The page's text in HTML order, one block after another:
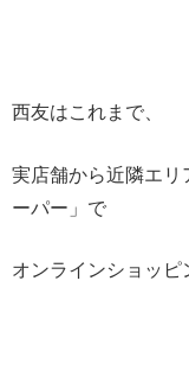
西友はこれまで、
実店舗から近隣エリ
ーパー」で
オンラインショッピ